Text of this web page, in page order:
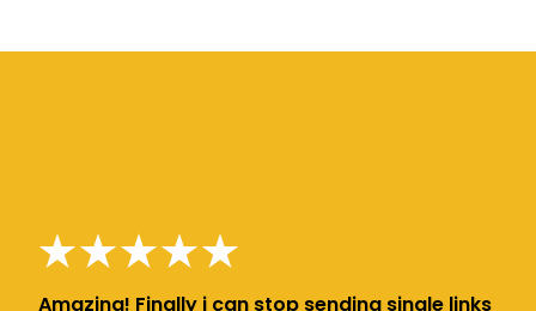
Amazing! Finally i can stop sending single links